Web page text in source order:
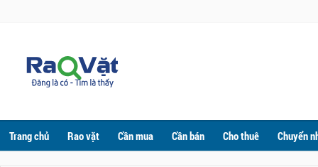
Trang chủ Rao vặt Cần mua Cần bán Cho thuê Chuyển